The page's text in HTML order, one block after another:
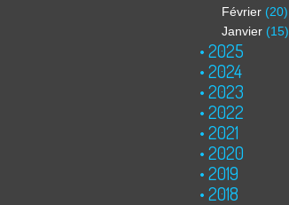
Février (20)
Janvier (15)
2025
2024
2023
2022
2021
2020
2019
2018